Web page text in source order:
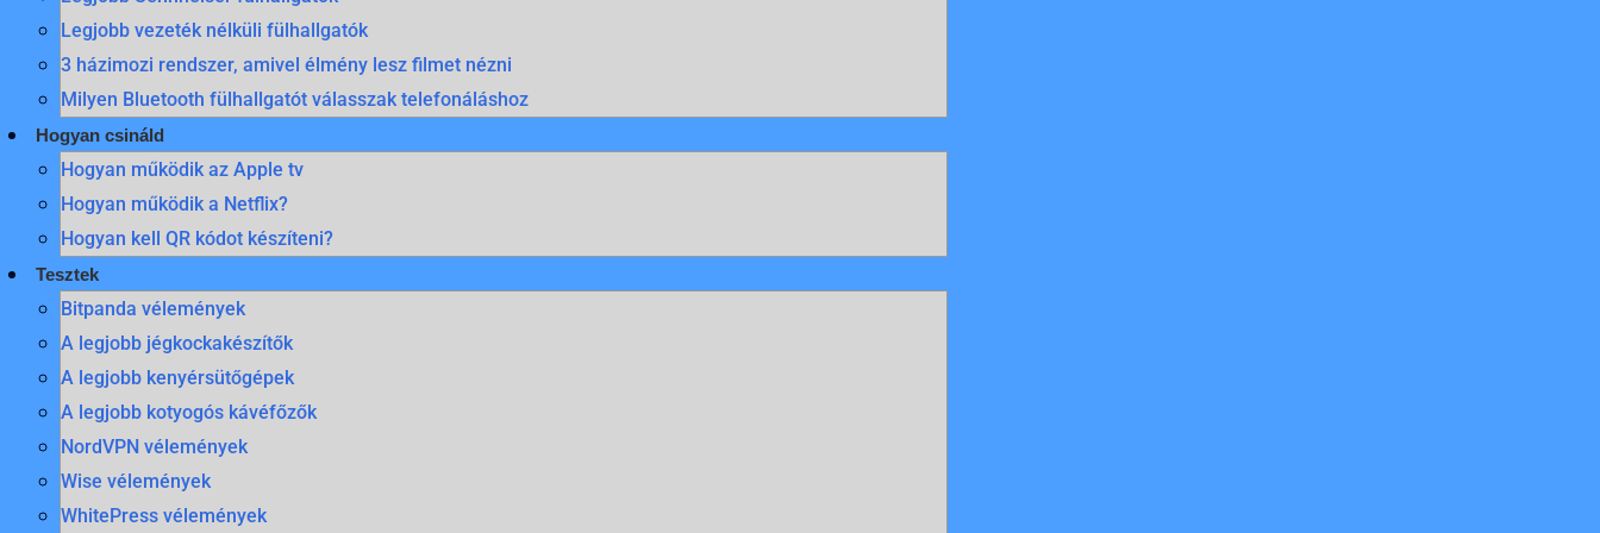
Legjobb vezeték nélküli fülhallgatók
3 házimozi rendszer, amivel élmény lesz filmet nézni
Milyen Bluetooth fülhallgatót válasszak telefonáláshoz
Hogyan csináld
Hogyan működik az Apple tv
Hogyan működik a Netflix?
Hogyan kell QR kódot készíteni?
Tesztek
Bitpanda vélemények
A legjobb jégkockakészítők
A legjobb kenyérsütőgépek
A legjobb kotyogós kávéfőzők
NordVPN vélemények
Wise vélemények
WhitePress vélemények